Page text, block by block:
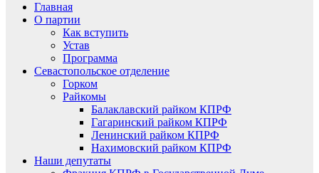
Главная
О партии
Как вступить
Устав
Программа
Севастопольское отделение
Горком
Райкомы
Балаклавский райком КПРФ
Гагаринский райком КПРФ
Ленинский райком КПРФ
Нахимовский райком КПРФ
Наши депутаты